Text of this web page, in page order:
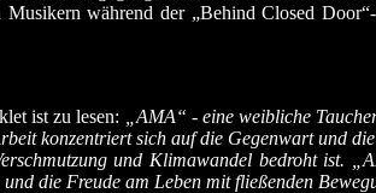
Musikern während der „Behind Closed
ist zu lesen:
„AMA“ - eine weibliche
konzentriert sich auf die Gegenwart und
und Klimawandel bedroht ist.
und die Freude am Leben mit fließenden